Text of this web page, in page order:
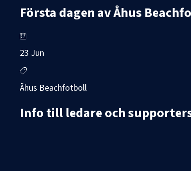
Första dagen av Åhus
23 Jun
Åhus Beachfotboll
Info till ledare och